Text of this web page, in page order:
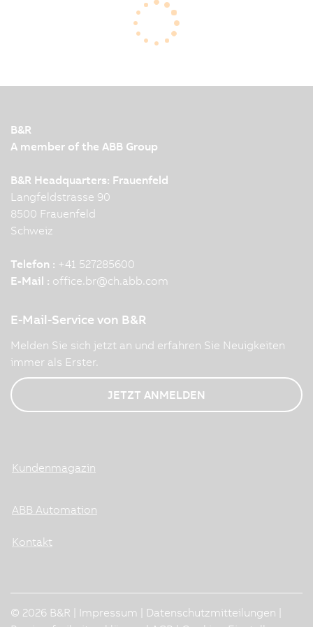
Development Manager, spricht über Maßnahmen
bei B&R, um die Lieferengpässe zu überwinden
B&R
A member of the ABB Group
B&R Headquarters: Frauenfeld
Langfeldstrasse 90
8500 Frauenfeld
Schweiz
Telefon : +41 527285600
E-Mail : office.br@ch.abb.com
E-Mail-Service von B&R
Melden Sie sich jetzt an und erfahren Sie Neuigkeiten
immer als Erster.
JETZT ANMELDEN
Kundenmagazin
ABB Automation
Kontakt
© 2026 B&R | Impressum Datenschutzmitteilungen